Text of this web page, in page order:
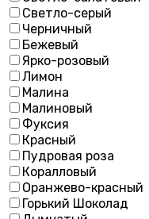
Светло-серый
Черничный
Бежевый
Ярко-розовый
Лимон
Малина
Малиновый
Фуксия
Красный
Пудровая роза
Коралловый
Оранжево-красный
Горький Шоколад